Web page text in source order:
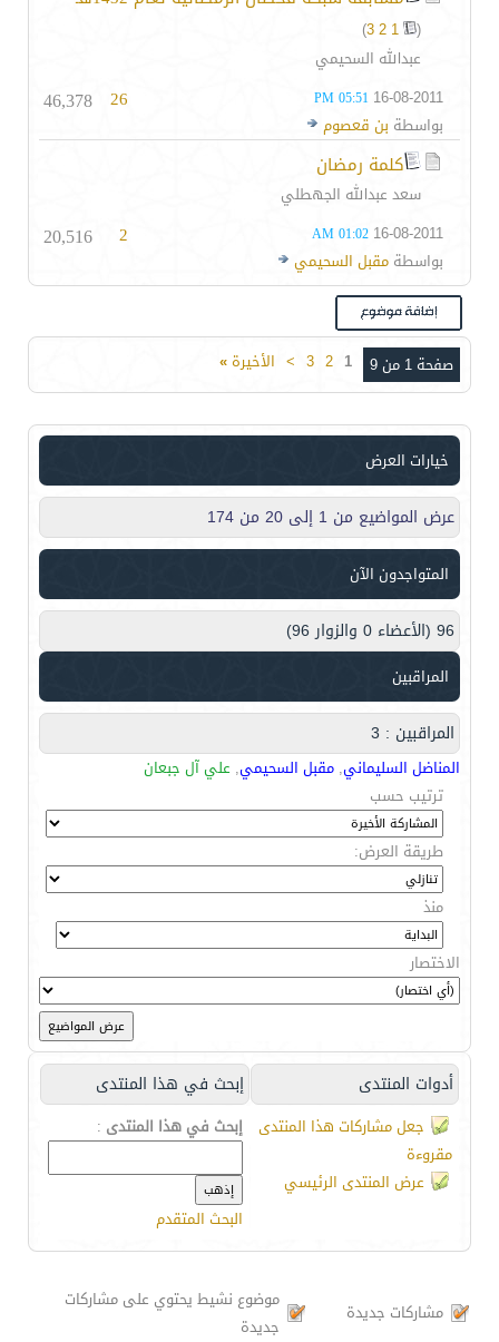
(
1
2
3
)
عبدالله السحيمي
16-08-2011
05:51 PM
بواسطة بن قعصوم
26
46,378
كلمة رمضان
سعد عبدالله الجهطلي
16-08-2011
01:02 AM
بواسطة مقبل السحيمي
2
20,516
صفحة 1 من 9 1
2
3
> الأخيرة»
خيارات العرض
عرض المواضيع من 1 إلى 20 من 174
المتواجدون الآن
96 (الأعضاء 0 والزوار 96)
المراقبين
المراقبين : 3
المناضل السليماني, مقبل السحيمي, علي آل جبعان
ترتيب حسب
طريقة العرض:
منذ
الاختصار
أدوات المنتدى إبحث في هذا المنتدى
جعل مشاركات هذا المنتدى
مقروءة
عرض المنتدى الرئيسي
إبحث في هذا المنتدى :
البحث المتقدم
مشاركات جديدة
موضوع نشيط يحتوي على مشاركات
جديدة